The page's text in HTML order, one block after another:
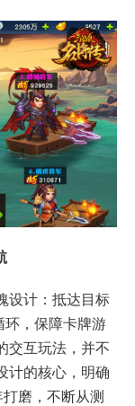
设计：抵达目标
环，保障卡牌游
交互玩法，并不
计的核心，明确
磨，不断从测